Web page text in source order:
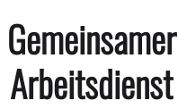
Gemeinsamer
Arbeitsdienst